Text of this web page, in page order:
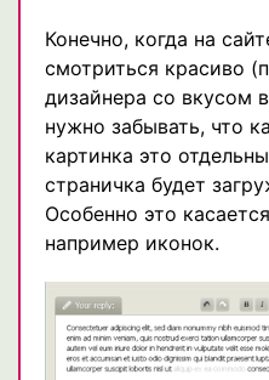
Конечно, когда на
смотриться красиво
дизайнера со вкусом
нужно забывать, что
картинка это
страничка будет
Особенно это
например иконок.